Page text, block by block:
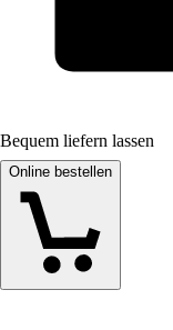
Bequem liefern lassen
Online bestellen